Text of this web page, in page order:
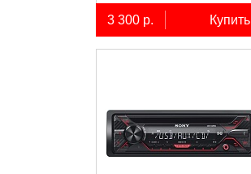
двухполосные, 2 шт.
3 300 р. Купить